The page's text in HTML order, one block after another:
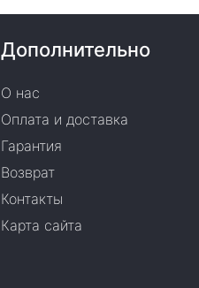
Дополнительно
О нас
Оплата и доставка
Гарантия
Возврат
Контакты
Карта сайта